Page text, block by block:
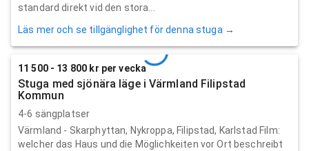
standard direkt vid den stora...
Läs mer och se tillgänglighet för denna stuga →
11 500 - 13 800 kr per vecka
Stuga med sjönära läge i Värmland Filipstad
Kommun
4-6 sängplatser
Värmland - Skarphyttan, Nykroppa, Filipstad, Karlstad Film:
welcher das Haus und die Möglichkeiten vor Ort beschreibt